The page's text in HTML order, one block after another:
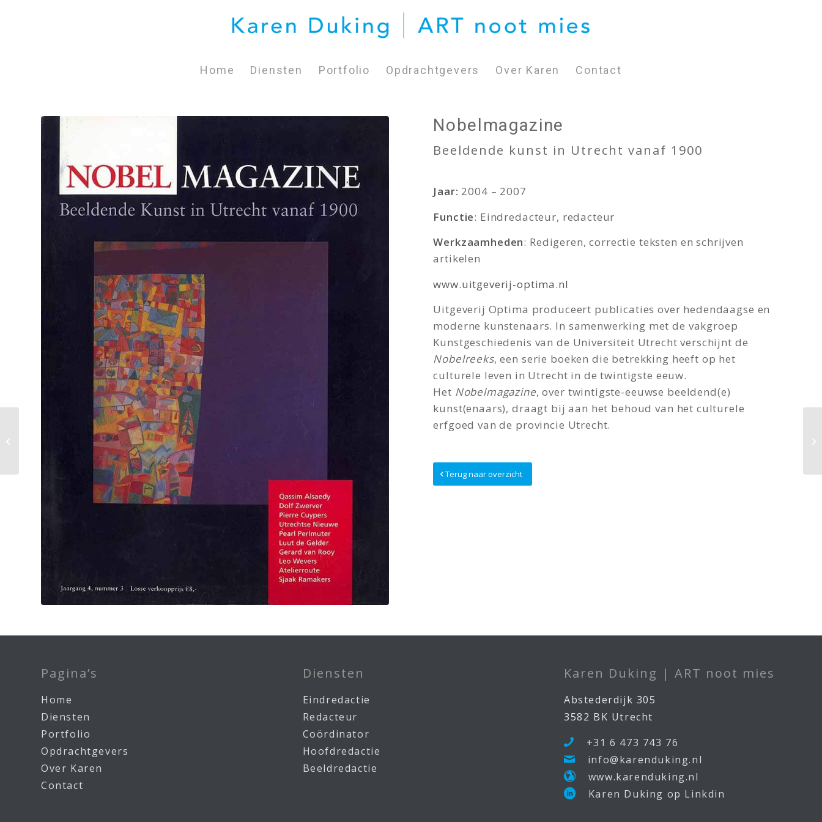
Home Diensten Portfolio Opdrachtgevers Over Karen Contact
Nobelmagazine
Beeldende kunst in Utrecht vanaf 1900
Jaar: 2004 – 2007
Functie: Eindredacteur, redacteur
Werkzaamheden: Redigeren, correctie teksten en schrijven
artikelen
www.uitgeverij-optima.nl
Uitgeverij Optima produceert publicaties over hedendaagse en
moderne kunstenaars. In samenwerking met de vakgroep
Kunstgeschiedenis van de Universiteit Utrecht verschijnt de
Nobelreeks, een serie boeken die betrekking heeft op het
culturele leven in Utrecht in de twintigste eeuw.
Het Nobelmagazine, over twintigste-eeuwse beeldend(e)
kunst(enaars), draagt bij aan het behoud van het culturele
erfgoed van de provincie Utrecht.
Terug naar overzicht
Pagina’s
Home
Diensten
Portfolio
Opdrachtgevers
Over Karen
Contact
Diensten
Eindredactie
Redacteur
Coördinator
Hoofdredactie
Beeldredactie
Karen Duking | ART noot mies
Abstederdijk 305
3582 BK Utrecht
+31 6 473 743 76
info@karenduking.nl
www.karenduking.nl
Karen Duking op Linkdin
Redactie – Hooi Hooi!